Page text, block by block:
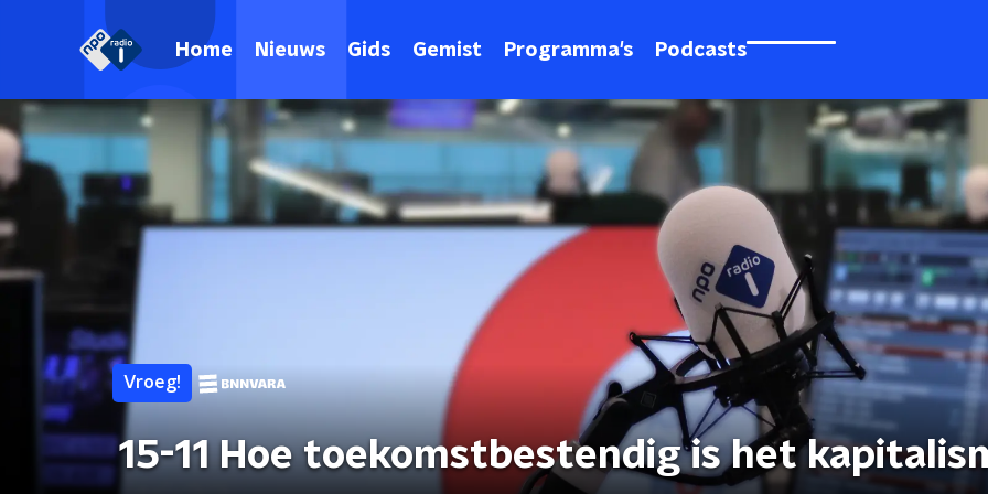
Home Nieuws Gids Gemist Programma's Podcasts
Vroeg!
15-11 Hoe toekomstbestendig is het